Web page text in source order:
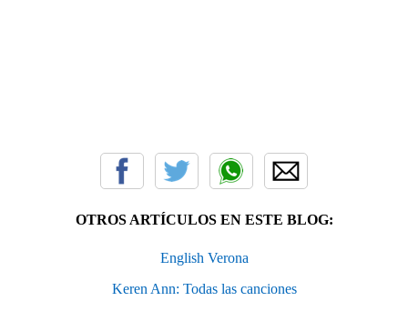
OTROS ARTÍCULOS EN ESTE BLOG:
English Verona
Keren Ann: Todas las canciones